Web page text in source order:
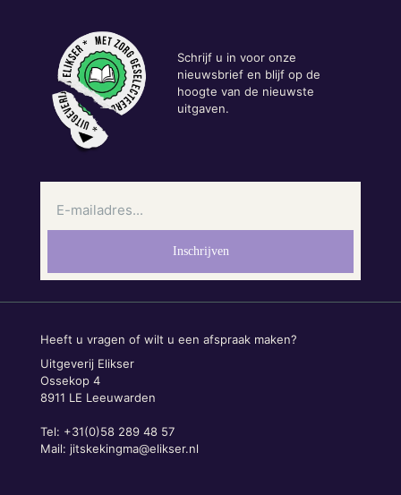
Schrijf u in voor onze
nieuwsbrief en blijf op de
hoogte van de nieuwste
uitgaven.
Heeft u vragen of wilt u een afspraak maken?
Uitgeverij Elikser
Ossekop 4
8911 LE Leeuwarden
Tel: +31(0)58 289 48 57
Mail: jitskekingma@elikser.nl